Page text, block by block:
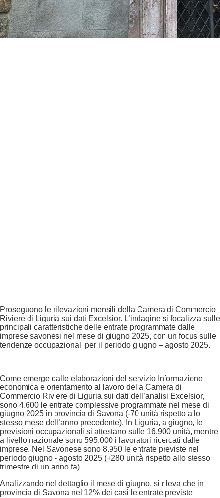
Proseguono le rilevazioni mensili della Camera di Commercio
Riviere di Liguria sui dati Excelsior. L’indagine si focalizza sulle
principali caratteristiche delle entrate programmate dalle
imprese savonesi nel mese di giugno 2025, con un focus sulle
tendenze occupazionali per il periodo giugno – agosto 2025.
Come emerge dalle elaborazioni del servizio Informazione
economica e orientamento al lavoro della Camera di
Commercio Riviere di Liguria sui dati dell’analisi Excelsior,
sono 4.600 le entrate complessive programmate nel mese di
giugno 2025 in provincia di Savona (-70 unità rispetto allo
stesso mese dell’anno precedente). In Liguria, a giugno, le
previsioni occupazionali si attestano sulle 16.900 unità, mentre
a livello nazionale sono 595.000 i lavoratori ricercati dalle
imprese. Nel Savonese sono 8.950 le entrate previste nel
periodo giugno - agosto 2025 (+280 unità rispetto allo stesso
trimestre di un anno fa).
Analizzando nel dettaglio il mese di giugno, si rileva che in
provincia di Savona nel 12% dei casi le entrate previste